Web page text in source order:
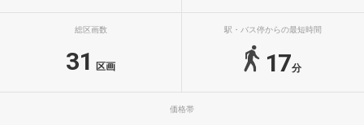
総区画数
31 区画
駅・バス停からの最短時間
17分
価格帯